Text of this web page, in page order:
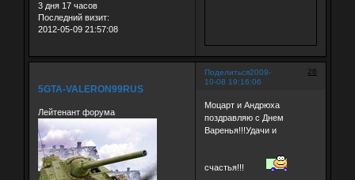
3 дня 17 часов
Последний визит:
2012-05-09 21:57:08
Поделиться 26
2009-
10-08 19:16:06
5GTA-VALERON99RUS
Лейтенант форума
Моцарт и Андрюха
поздравляю с Днем
Варенья!!!Удачи и
счастья!!!